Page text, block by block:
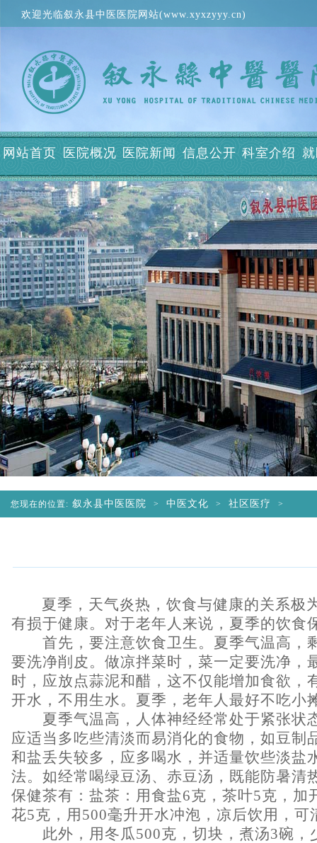
欢迎光临叙永县中医医院网站(www.xyxzyyy.cn)
网站首页 医院概况 医院新闻 信息公开 科室介绍
您现在的位置: 叙永县中医医院 > 中医文化 > 社区医疗 >
夏季，天气炎热，饮食与健康的关系极
有损于健康。对于老年人来说，夏季的饮食
首先，要注意饮食卫生。夏季气温高，
要洗净削皮。做凉拌菜时，菜一定要洗净
时，应放点蒜泥和醋，这不仅能增加食欲
开水，不用生水。夏季，老年人最好不吃小
夏季气温高，人体神经经常处于紧张状
应适当多吃些清淡而易消化的食物，如豆
和盐丢失较多，应多喝水，并适量饮些淡
法。如经常喝绿豆汤、赤豆汤，既能防暑
保健茶有：盐茶：用食盐6克，茶叶5克，加
花5克，用 500毫升开水冲泡，凉后饮用，可
此外，用冬瓜500克，切块，煮汤3碗，